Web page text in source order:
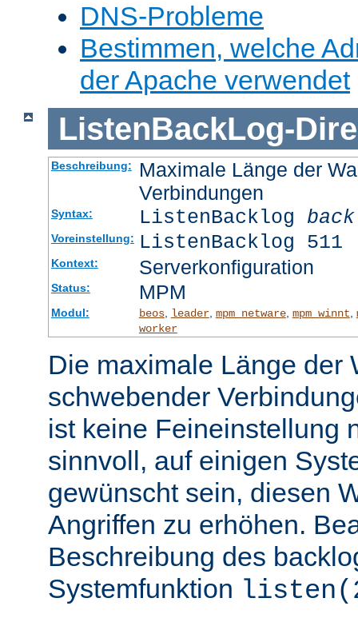
DNS-Probleme
Bestimmen, welche
der Apache verwendet
ListenBackLog-
Beschreibung:
Maximale Länge der
Verbindungen
Syntax: ListenBacklog
Voreinstellung: ListenBacklog 511
Kontext: Serverkonfiguration
Status: MPM
Modul: beos, leader, mpm_netware, mpm_winnt,
worker
Die maximale Länge der
schwebender
ist keine Feineinstellung
sinnvoll, auf einigen
gewünscht sein, diesen
Angriffen zu erhöhen.
Beschreibung des
Systemfunktion